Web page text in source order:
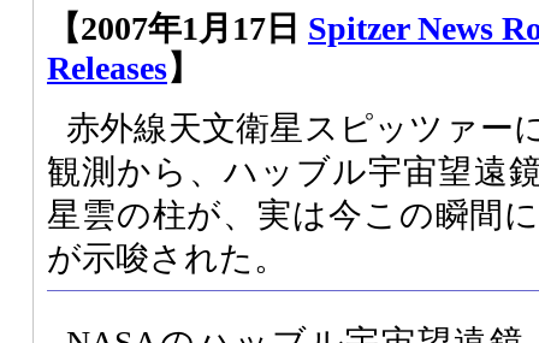
【2007年1月17日 Spitzer News
Releases】
赤外線天文衛星スピッツァー
観測から、ハッブル宇宙望遠
星雲の柱が、実は今この瞬間
が示唆された。